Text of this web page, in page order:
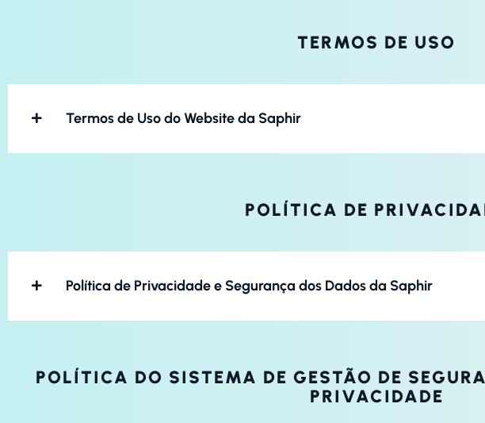
TERMOS DE USO
Termos de Uso do Website da Saphir
POLÍTICA DE
Política de Privacidade e Segurança dos Dados da Saphir
POLÍTICA DO SISTEMA DE GESTÃO DE
PRIVACIDADE